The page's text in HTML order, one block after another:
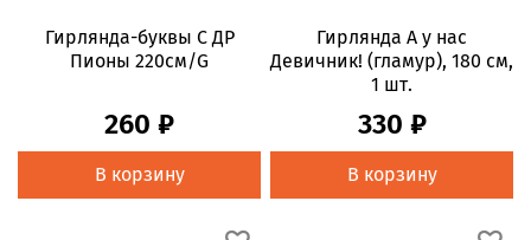
Гирлянда-буквы С ДР
Пионы 220см/G
260 ₽
В корзину
Гирлянда А у нас
Девичник! (гламур), 180 см,
1 шт.
330 ₽
В корзину